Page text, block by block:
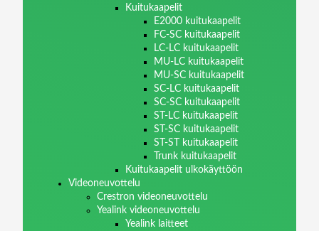
Kuitukaapelit
E2000 kuitukaapelit
FC-SC kuitukaapelit
LC-LC kuitukaapelit
MU-LC kuitukaapelit
MU-SC kuitukaapelit
SC-LC kuitukaapelit
SC-SC kuitukaapelit
ST-LC kuitukaapelit
ST-SC kuitukaapelit
ST-ST kuitukaapelit
Trunk kuitukaapelit
Kuitukaapelit ulkokäyttöön
Videoneuvottelu
Crestron videoneuvottelu
Yealink videoneuvottelu
Yealink laitteet